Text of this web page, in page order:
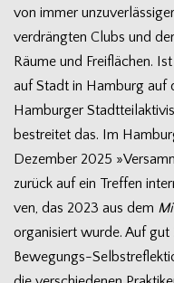
von immer
ver­dräng­ten Clubs und
Räume und Frei­flä­chen.
auf Stadt in Ham­burg auf
Ham­bur­ger
bestrei­tet das. Im
Dezem­ber 2025
zurück auf ein Tref­fen
ven, das 2023 aus dem
orga­ni­siert wurde. Auf
Bewegungs-